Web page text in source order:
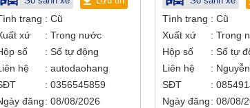
trạng
Cũ
xứ
Trong nước
số
Số tự động
hệ
autodaohang
0356545859
đăng
08/08/2026
Tình trạng
Cũ
Xuất xứ
Trong
Hộp số
Số tự
Liên hệ
SĐT
Ngày đăng
08/08/